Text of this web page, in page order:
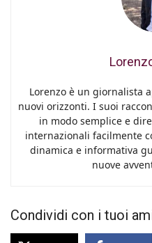
Lorenzo è un giornalista
nuovi orizzonti. I suoi
in modo semplice e
internazionali facilmente
dinamica e informativa
nuove
Condividi con i tuoi